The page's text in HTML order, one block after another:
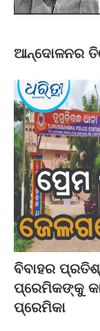
ଆନ୍ଦୋଳନର
ବିବାହର
ପ୍ରେମିକଙ୍କୁ
ପ୍ରେମିକା